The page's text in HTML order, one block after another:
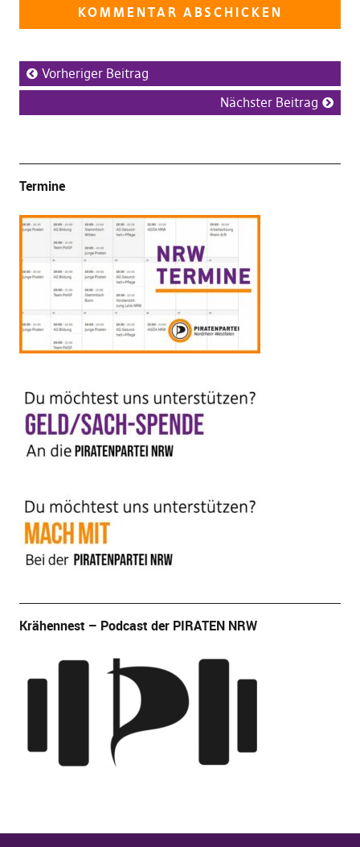
Vorheriger Beitrag
Nächster Beitrag
Termine
Krähennest – Podcast der PIRATEN NRW